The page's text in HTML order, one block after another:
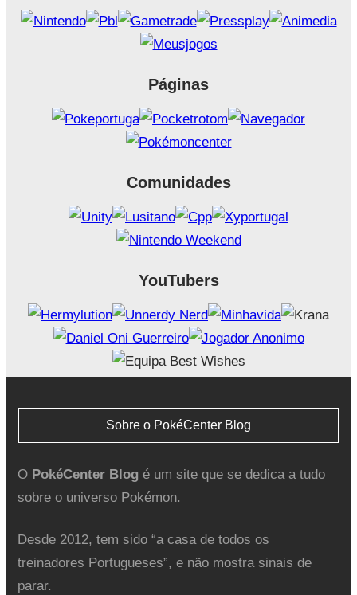
Páginas
Comunidades
YouTubers
Sobre o PokéCenter Blog
O PokéCenter Blogé um site que se dedica a tudo
sobre o universo Pokémon.
Desde 2012, tem sido “a casa de todos os
treinadores Portugueses”, e não mostra sinais de
parar.